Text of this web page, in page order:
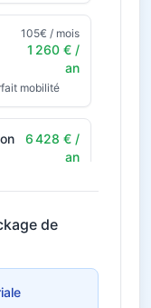
105€ / mois
1 260 € /
an
mobilité
6 428 € /
an
1 928€
de